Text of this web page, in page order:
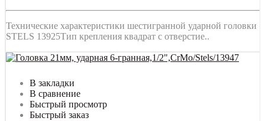
Технические характеристики шестигранной ударной головки
STELS 13925Тип крепления квадрат с отверстие..
В закладки
В сравнение
Быстрый просмотр
Быстрый заказ